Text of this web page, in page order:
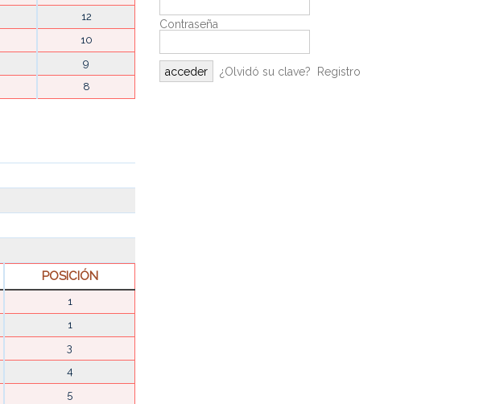
12
10
9
8
POSICIÓN
1
1
3
4
5
Contraseña
¿Olvidó su clave? Registro